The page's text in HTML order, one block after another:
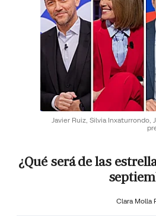
Javier Ruiz, Silvia Inxaturrondo,
¿Qué será de las
Clara Molla